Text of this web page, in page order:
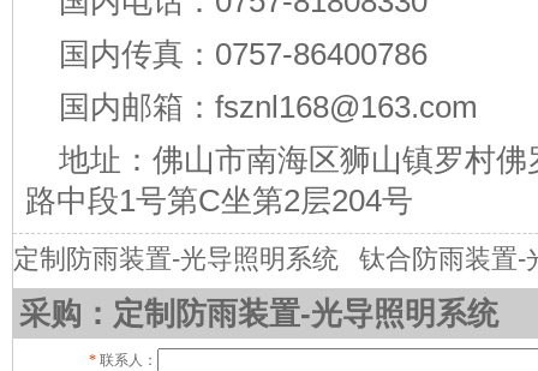
国内传真：0757-86400786
国内邮箱：fsznl168@163.com
地址：佛山市南海区狮山镇罗村佛
路中段1号第C坐第2层204号
定制防雨装置-光导照明系统 钛合防雨装置-
采购：定制防雨装置-光导照明系统
* 联系人：